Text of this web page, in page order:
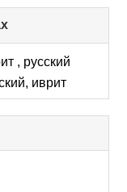
to
collapse
contents
, русский
иврит